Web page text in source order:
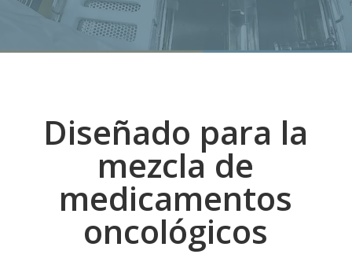
Diseñado para la
mezcla de
medicamentos
oncológicos